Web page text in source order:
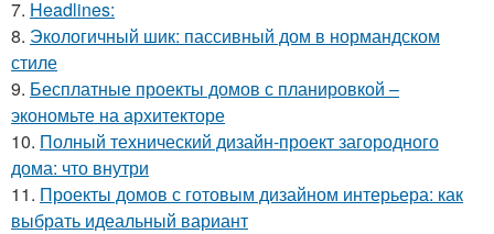
7. Headlines:
8. Экологичный шик: пассивный дом в нормандском
стиле
9. Бесплатные проекты домов с планировкой –
экономьте на архитекторе
10. Полный технический дизайн-проект загородного
дома: что внутри
11. Проекты домов с готовым дизайном интерьера: как
выбрать идеальный вариант